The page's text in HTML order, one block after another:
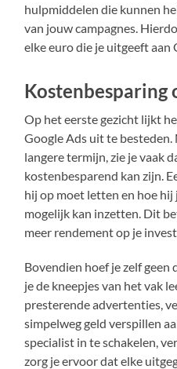
hulpmiddelen die kunnen
van jouw campagnes.
elke euro die je uitgeeft aan
Kostenbesparing
Op het eerste gezicht lijkt
Google Ads uit te
langere termijn, zie je vaak
kostenbesparend kan zijn.
hij op moet letten en hoe
mogelijk kan inzetten. Dit
meer rendement op je
Bovendien hoef je zelf
je de kneepjes van het vak
presterende advertenties,
simpelweg geld verspillen
specialist in te schakelen,
zorg je ervoor dat elke